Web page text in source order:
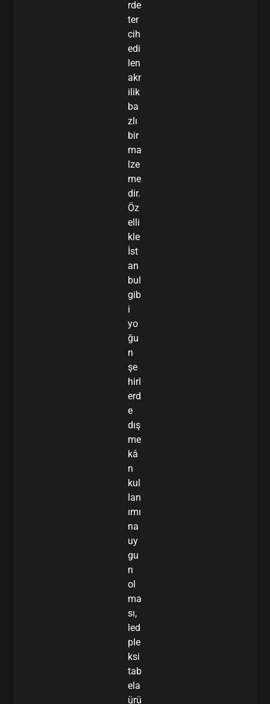
rde
ter
cih
edi
len
akr
ilik
ba
zlı
bir
ma
lze
me
dir.
Öz
elli
kle
İst
an
bul
gib
i
yo
ğu
n
şe
hirl
erd
e
dış
me
kâ
n
kul
lan
ımı
na
uy
gu
n
ol
ma
sı,
led
ple
ksi
tab
ela
ürü